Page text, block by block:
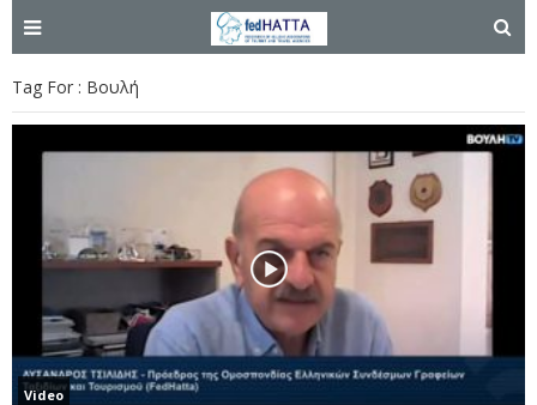
Tag For : Βουλή
Video